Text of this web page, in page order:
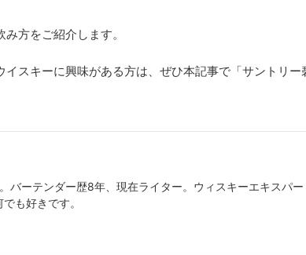
方をご紹介します。
スキーに興味がある方は、ぜひ本記事で「サントリー
バーテンダー歴8年、現在ライター。ウィスキーエキスパ
も好きです。